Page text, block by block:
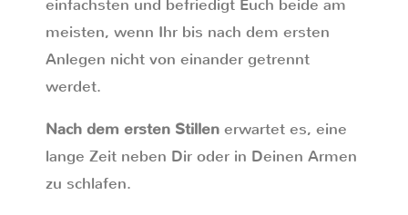
einfachsten und befriedigt Euch beide am
meisten, wenn Ihr bis nach dem ersten
Anlegen nicht von einander getrennt
werdet.
Nach dem ersten Stillen erwartet es, eine
lange Zeit neben Dir oder in Deinen Armen
zu schlafen.